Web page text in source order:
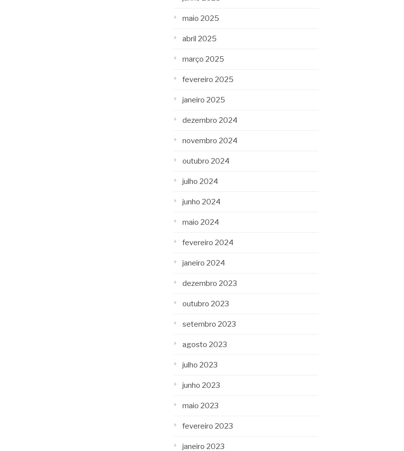
maio 2025
abril 2025
março 2025
fevereiro 2025
janeiro 2025
dezembro 2024
novembro 2024
outubro 2024
julho 2024
junho 2024
maio 2024
fevereiro 2024
janeiro 2024
dezembro 2023
outubro 2023
setembro 2023
agosto 2023
julho 2023
junho 2023
maio 2023
fevereiro 2023
janeiro 2023